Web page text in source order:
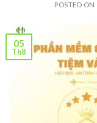
POSTED ON
05
Th8